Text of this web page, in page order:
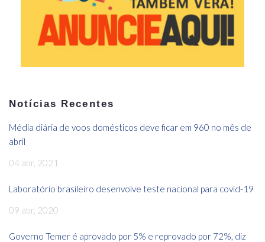
Notícias Recentes
Média diária de voos domésticos deve ficar em 960 no mês de
abril
04 abr, 2021
Laboratório brasileiro desenvolve teste nacional para covid-19
09 abr, 2020
Governo Temer é aprovado por 5% e reprovado por 72%, diz